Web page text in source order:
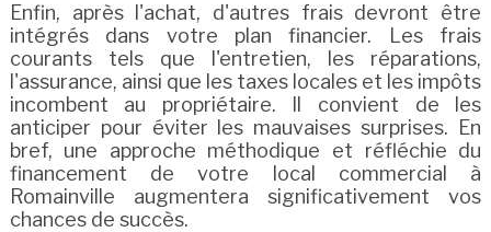
Enfin, après l'achat, d'autres frais devront être
intégrés dans votre plan financier. Les frais
courants tels que l'entretien, les réparations,
l'assurance, ainsi que les taxes locales et les impôts
incombent au propriétaire. Il convient de les
anticiper pour éviter les mauvaises surprises. En
bref, une approche méthodique et réfléchie du
financement de votre local commercial à
Romainville augmentera significativement vos
chances de succès.